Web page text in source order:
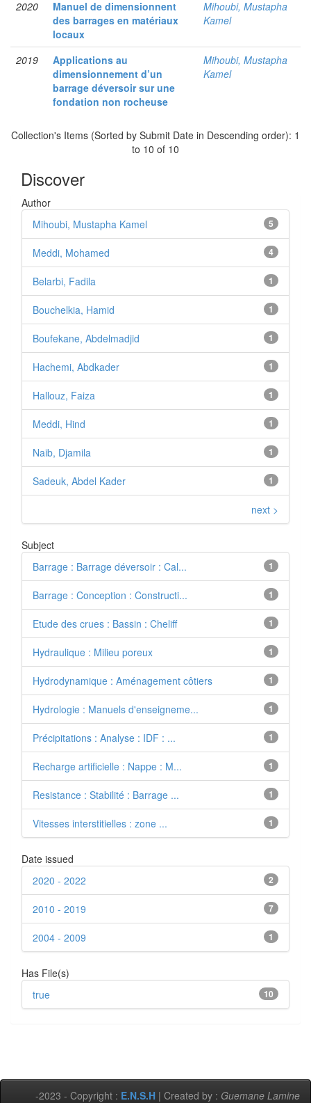
2020
Manuel de dimensionnent
des barrages en matériaux
locaux
Mihoubi, Mustapha
Kamel
2019
Applications au
dimensionnement d’un
barrage déversoir sur une
fondation non rocheuse
Mihoubi, Mustapha
Kamel
Collection's Items (Sorted by Submit Date in Descending order): 1
to 10 of 10
Discover
Author
5
Mihoubi, Mustapha Kamel
4
Meddi, Mohamed
1
Belarbi, Fadila
1
Bouchelkia, Hamid
1
Boufekane, Abdelmadjid
1
Hachemi, Abdkader
1
Hallouz, Faiza
1
Meddi, Hind
1
Naib, Djamila
1
Sadeuk, Abdel Kader
next >
Subject
1
Barrage : Barrage déversoir : Cal...
1
Barrage : Conception : Constructi...
1
Etude des crues : Bassin : Cheliff
1
Hydraulique : Milieu poreux
1
Hydrodynamique : Aménagement côtiers
1
Hydrologie : Manuels d'enseigneme...
1
Précipitations : Analyse : IDF : ...
1
Recharge artificielle : Nappe : M...
1
Resistance : Stabilité : Barrage ...
1
Vitesses interstitielles : zone ...
Date issued
2
2020 - 2022
7
2010 - 2019
1
2004 - 2009
Has File(s)
10
true
-2023 - Copyright : E.N.S.H | Created by : Guemane Lamine